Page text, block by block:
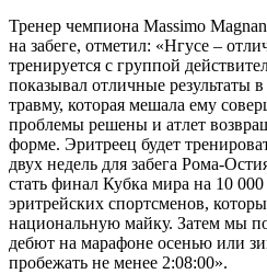
Тренер чемпиона Massimo
на забеге, отметил: «Нгусе –
тренируется с группой
показывал отличные результаты
травму, которая мешала ему
проблемы решены и атлет
форме. Эритреец будет
двух недель для забега Рома-
стать финал Кубка мира на 10
эритрейских спортсменов,
национальную майку. Затем мы
дебют на марафоне осенью или
пробежать не менее 2:08:00».